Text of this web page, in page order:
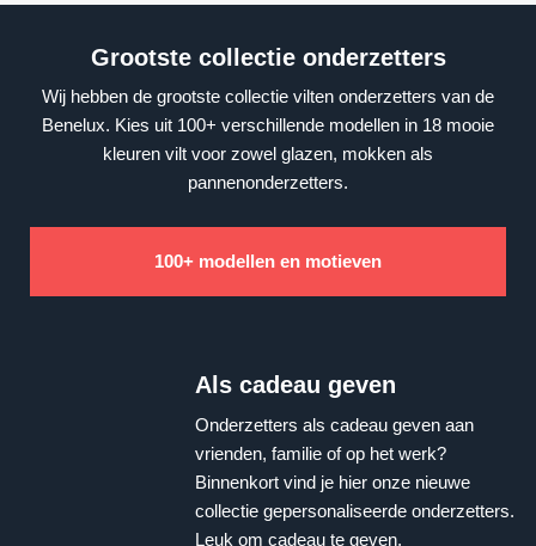
Grootste collectie onderzetters
Wij hebben de grootste collectie vilten onderzetters van de
Benelux. Kies uit 100+ verschillende modellen in 18 mooie
kleuren vilt voor zowel glazen, mokken als
pannenonderzetters.
100+ modellen en motieven
Als cadeau geven
Onderzetters als cadeau geven aan
vrienden, familie of op het werk?
Binnenkort vind je hier onze nieuwe
collectie gepersonaliseerde onderzetters.
Leuk om cadeau te geven.